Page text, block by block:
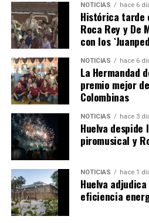
QUINTA CORRIDA DE LAS
2026
hace 4 días· Huelvatv
NOTICIAS hace 6
Histórica tarde
Roca Rey y De
con los
NOTICIAS hace 6
La Hermandad
premio mejor
Colombinas
NOTICIAS hace 3
Huelva despide
piromusical y
NOTICIAS hace 1
Huelva
eficiencia